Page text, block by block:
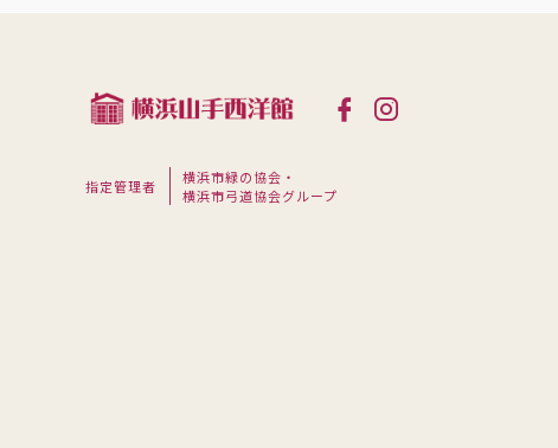
指定管理者
横浜市緑の協会・
横浜市弓道協会グループ